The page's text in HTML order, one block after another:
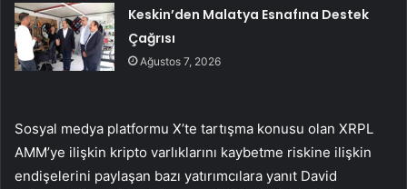
Keskin’den Malatya Esnafına Destek
Çağrısı
Ağustos 7, 2026
Sosyal medya platformu X’te tartışma konusu olan XRPL
AMM’ye ilişkin kripto varlıklarını kaybetme riskine ilişkin
endişelerini paylaşan bazı yatırımcılara yanıt David